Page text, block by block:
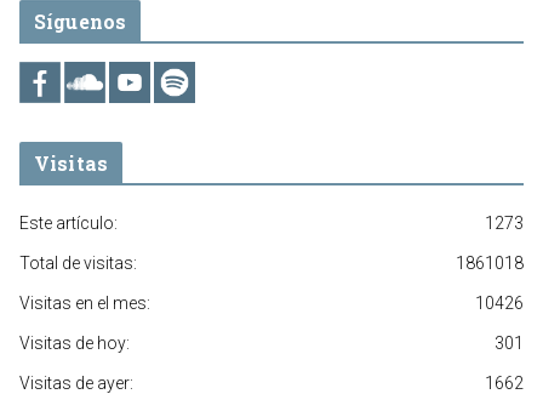
Síguenos
Visitas
1273
Este artículo:
1861018
Total de visitas:
10426
Visitas en el mes:
301
Visitas de hoy:
1662
Visitas de ayer: